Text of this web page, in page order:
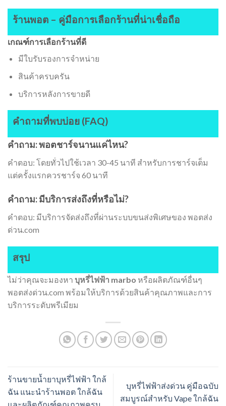
ร้านพอต – คู่มือการเลือกร้านที่น่าเชื่อถือ
เกณฑ์การเลือกร้านที่ดี
มีใบรับรองการจำหน่าย
สินค้าครบครัน
บริการหลังการขายดี
คำถามที่พบบ่อย (FAQ)
คำถาม: พอตชาร์จนานแค่ไหน?
คำตอบ: โดยทั่วไปใช้เวลา 30-45 นาที สำหรับการชาร์จเต็ม
แต่ครั้งแรกควรชาร์จ 60 นาที
คำถาม: มีบริการส่งถึงที่หรือไม่?
คำตอบ: มีบริการจัดส่งถึงที่ผ่านระบบขนส่งพิเศษของ พอตส่ง
ด่วน.com
สรุป
ไม่ว่าคุณจะมองหา บุหรี่ไฟฟ้า marbo หรือผลิตภัณฑ์อื่นๆ
พอตส่งด่วน.com พร้อมให้บริการด้วยสินค้าคุณภาพและการ
บริการระดับพรีเมียม
ร้านขายน้ำยาบุหรี่ไฟฟ้า ใกล้
ฉัน แนะนำร้านพอต ใกล้ฉัน
บุหรี่ไฟฟ้าส่งด่วน คู่มือฉบับ
สมบูรณ์สำหรับ Vape ใกล้ฉัน